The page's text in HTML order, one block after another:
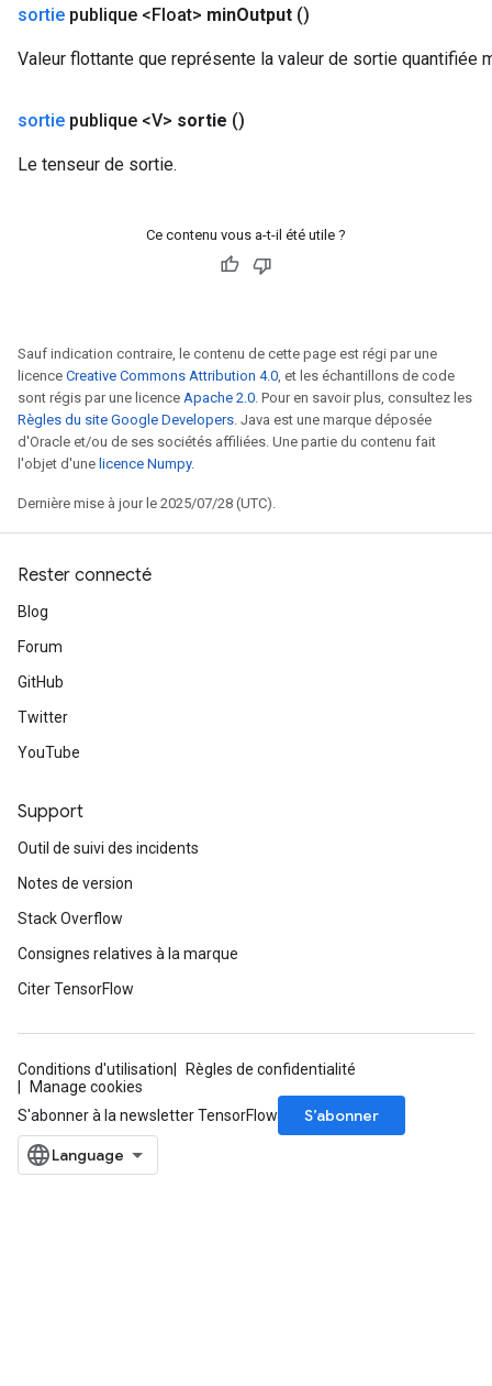
sortie publique <Float> minOutput ()
Valeur flottante que représente la valeur de sortie quantifiée
sortie publique <V> sortie ()
Le tenseur de sortie.
Ce contenu vous a-t-il été utile ?
Sauf indication contraire, le contenu de cette page est régi par une
licence Creative Commons Attribution 4.0, et les échantillons de code
sont régis par une licence Apache 2.0. Pour en savoir plus, consultez les
Règles du site Google Developers. Java est une marque déposée
d'Oracle et/ou de ses sociétés affiliées. Une partie du contenu fait
l'objet d'une licence Numpy.
Dernière mise à jour le 2025/07/28 (UTC).
Rester connecté
Blog
Forum
GitHub
Twitter
YouTube
Support
Outil de suivi des incidents
Notes de version
Stack Overflow
Consignes relatives à la marque
Citer TensorFlow
Conditions d'utilisation
Règles de confidentialité
Manage cookies
S'abonner à la newsletter TensorFlow
S’abonner